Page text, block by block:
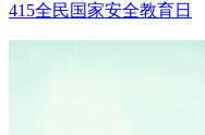
415全民国家安全教育日